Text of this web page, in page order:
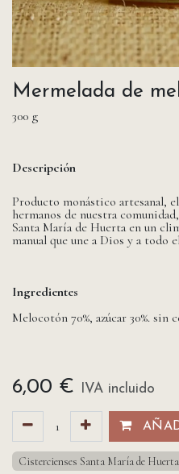
Mermelada de
300 g
Descripción
Producto monástico artesanal,
hermanos de nuestra
Santa María de Huerta en un
manual que une a Dios y a todo
Ingredientes
Melocotón 70%, azúcar 30%. sin
6,00 € IVA incluido
Cistercienses Santa María de Huerta